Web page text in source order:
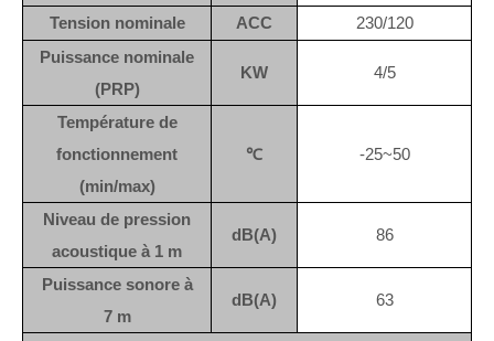
Tension nominale
ACC
230/120
Puissance nominale
(PRP)
KW 4/5
Température de
fonctionnement
(min/max)
℃ -25~50
Niveau de pression
acoustique à 1 m
dB(A) 86
Puissance sonore à
7 m
dB(A) 63